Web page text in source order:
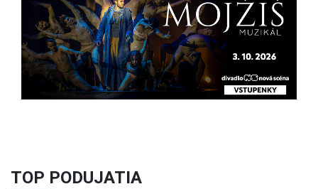
Previous
TOP PODUJATIA